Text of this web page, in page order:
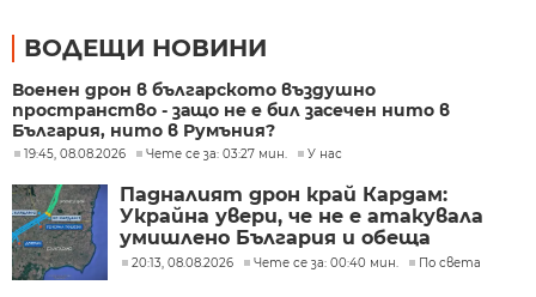
ВОДЕЩИ НОВИНИ
Военен дрон в българското въздушно
пространство - защо не е бил засечен нито в
България, нито в Румъния?
19:45, 08.08.2026 Чете се за: 03:27 мин. У нас
Падналият дрон край Кардам:
Украйна увери, че не е атакувала
умишлено България и обеща
разследване
20:13, 08.08.2026 Чете се за: 00:40 мин. По света